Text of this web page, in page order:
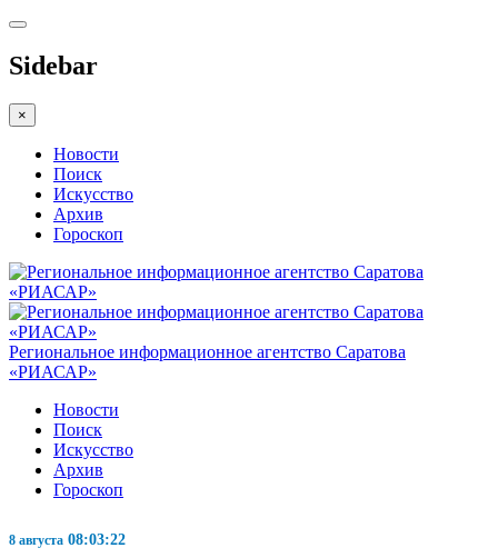
Sidebar
×
Новости
Поиск
Искусство
Архив
Гороскоп
Региональное информационное агентство Саратова
«РИАСАР»
Новости
Поиск
Искусство
Архив
Гороскоп
8 августа 08:03:22